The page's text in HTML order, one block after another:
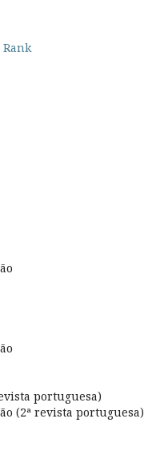
portuguesa)
(2ª revista portuguesa)